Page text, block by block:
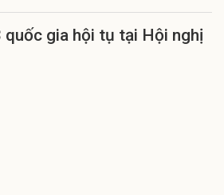
quốc gia hội tụ tại Hội nghị